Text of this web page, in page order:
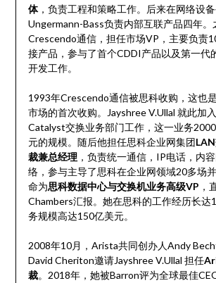
体，负责工程和策略工作。后来在网络设
Ungermann-Bass负责内部互联产品四年。
Crescendo通信，担任市场VP，主要负责
接产品，参与了首个CDDI产品以及第一代
开发工作。
1993年Crescendo通信被思科收购，这也
市场的首次收购。Jayshree V.Ullal 就此加
Catalyst交换业务部门工作，这一业务
元的规模。随后他担任思科企业网集团
裁兼总经理，负责统一通信，IP电话，内
络，参与主导了思科在企业网领域20多场
命为思科数据中心与交换机业务高级VP ，
Chambers汇报。她在思科的工作经历长达
务规模高达150亿美元。
2008年10月，Arista共同创办人Andy
David Cheriton邀请Jayshree V.Ullal 担任
裁。2018年，她被Barron评为全球最佳